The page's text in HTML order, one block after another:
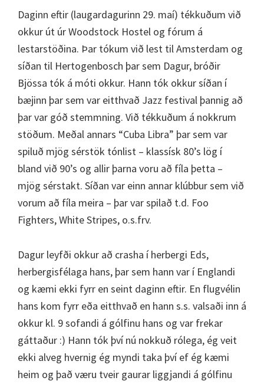
Daginn eftir (laugardagurinn 29. maí) tékkuðum við
okkur út úr Woodstock Hostel og fórum á
lestarstöðina. Þar tókum við lest til Amsterdam og
síðan til Hertogenbosch þar sem Dagur, bróðir
Bjössa tók á móti okkur. Hann tók okkur síðan í
bæjinn þar sem var eitthvað Jazz festival þannig að
þar var góð stemmning. Við tékkuðum á nokkrum
stöðum. Meðal annars “Cuba Libra” þar sem var
spiluð mjög sérstök tónlist – klassísk 80’s lög í
bland við 90’s og allir þarna voru að fíla þetta –
mjög sérstakt. Síðan var einn annar klúbbur sem við
vorum að fíla meira – þar var spilað t.d. Foo
Fighters, White Stripes, o.s.frv.
Dagur leyfði okkur að crasha í herbergi Eds,
herbergisfélaga hans, þar sem hann var í Englandi
og kæmi ekki fyrr en seint daginn eftir. En flugvélin
hans kom fyrr eða eitthvað en hann s.s. valsaði inn á
okkur kl. 9 sofandi á gólfinu hans og var frekar
gáttaður :) Hann tók því nú nokkuð rólega, ég veit
ekki alveg hvernig ég myndi taka því ef ég kæmi
heim og það væru tveir gaurar liggjandi á gólfinu